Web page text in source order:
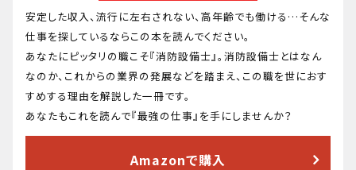
安定した収入、流行に左右されない、高年齢でも働ける…そんな
仕事を探しているならこの本を読んでください。
あなたにピッタリの職こそ『消防設備士』。消防設備士とはなん
なのか、これからの業界の発展などを踏まえ、この職を世におす
すめする理由を解説した一冊です。
あなたもこれを読んで『最強の仕事』を手にしませんか？
Amazonで購入